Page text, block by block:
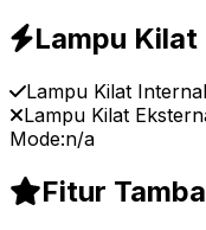
Lampu Kilat
Lampu Kilat Internal
Lampu Kilat
Mode:n/a
Fitur